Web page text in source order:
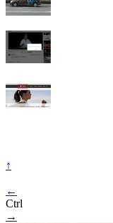
↑
←
Ctrl
→